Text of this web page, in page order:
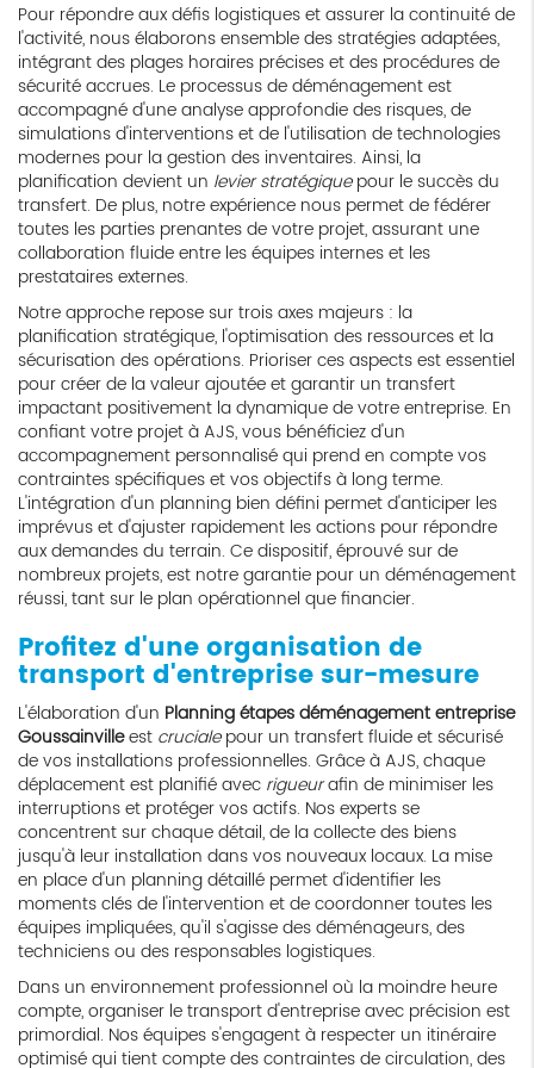
Pour répondre aux défis logistiques et assurer la continuité de
l'activité, nous élaborons ensemble des stratégies adaptées,
intégrant des plages horaires précises et des procédures de
sécurité accrues. Le processus de déménagement est
accompagné d'une analyse approfondie des risques, de
simulations d'interventions et de l'utilisation de technologies
modernes pour la gestion des inventaires. Ainsi, la
planification devient un levier stratégiquepour le succès du
transfert. De plus, notre expérience nous permet de fédérer
toutes les parties prenantes de votre projet, assurant une
collaboration fluide entre les équipes internes et les
prestataires externes.
Notre approche repose sur trois axes majeurs : la
planification stratégique, l'optimisation des ressources et la
sécurisation des opérations. Prioriser ces aspects est essentiel
pour créer de la valeur ajoutée et garantir un transfert
impactant positivement la dynamique de votre entreprise. En
confiant votre projet à AJS, vous bénéficiez d'un
accompagnement personnalisé qui prend en compte vos
contraintes spécifiques et vos objectifs à long terme.
L'intégration d'un planning bien défini permet d'anticiper les
imprévus et d'ajuster rapidement les actions pour répondre
aux demandes du terrain. Ce dispositif, éprouvé sur de
nombreux projets, est notre garantie pour un déménagement
réussi, tant sur le plan opérationnel que financier.
Profitez d'une organisation de
transport d'entreprise sur-mesure
L'élaboration d'un Planning étapes déménagement entreprise
Goussainvilleest crucialepour un transfert fluide et sécurisé
de vos installations professionnelles. Grâce à AJS, chaque
déplacement est planifié avec rigueurafin de minimiser les
interruptions et protéger vos actifs. Nos experts se
concentrent sur chaque détail, de la collecte des biens
jusqu'à leur installation dans vos nouveaux locaux. La mise
en place d'un planning détaillé permet d'identifier les
moments clés de l'intervention et de coordonner toutes les
équipes impliquées, qu'il s'agisse des déménageurs, des
techniciens ou des responsables logistiques.
Dans un environnement professionnel où la moindre heure
compte, organiser le transport d'entreprise avec précision est
primordial. Nos équipes s'engagent à respecter un itinéraire
optimisé qui tient compte des contraintes de circulation, des